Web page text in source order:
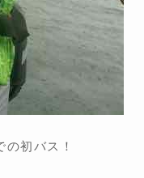
初バス！